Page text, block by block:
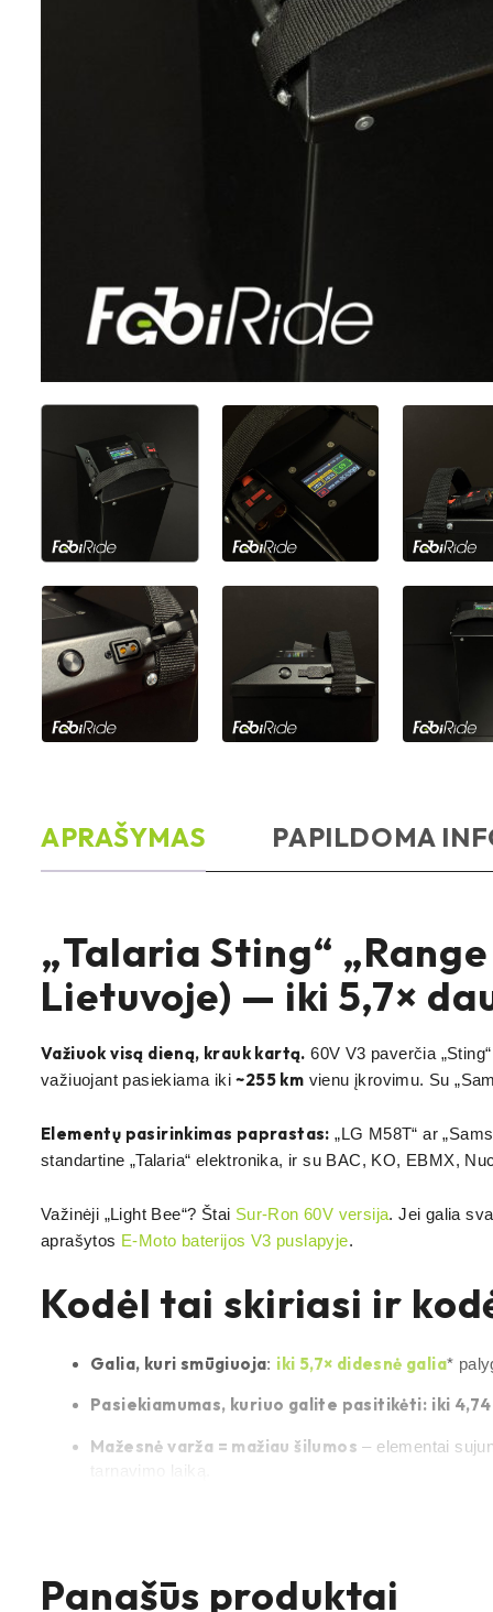
APRAŠYMAS PAPILDOMA
„Talaria Sting“
Lietuvoje) — iki 5,7×
Važiuok visą dieną, krauk kartą. 60V V3 paverčia
važiuojant pasiekiama iki~255 km vienu įkrovimu. Su
Elementų pasirinkimas paprastas: „LG M58T“ ar
standartine „Talaria“ elektronika, ir su BAC, KO, EBMX,
Važinėji „Light Bee“? Štai Sur-Ron 60V versija. Jei galia
aprašytos E-Moto baterijos V3 puslapyje.
Kodėl tai skiriasi ir
Galia, kuri smūgiuoja: iki 5,7× didesnė galia*
Pasiekiamumas, kuriuo galite pasitikėti: iki
Mažesnė varža = mažiau šilumos – elementai
tarnavimo laiką.
būdu padengtas iš vidaus ir išorės
, su lygia
integruota nešimo rankena.
Panašūs produktai